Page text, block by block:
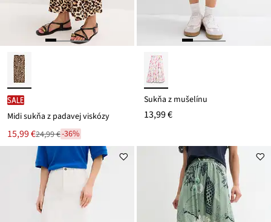
SALE
Midi sukňa z padavej viskózy
Nová
cena
15,99 €
Zľava
24,99 €
24,99 €-36%
Sukňa z mušelínu
13,99 €